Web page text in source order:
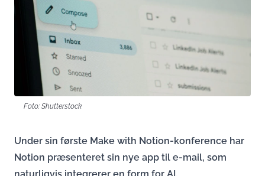
Foto: Shutterstock
Under sin første Make with Notion-konference har
Notion præsenteret sin nye app til e-mail, som